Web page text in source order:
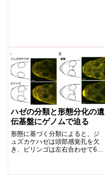
ハゼの分類と形態分化の遺
伝基盤にゲノムで迫る
形態に基づく分類によると、ジ
ュズカケハゼは頭部感覚孔を欠
き、ビリンゴは左右合わせて6個
の表現型とゲノムを解析したと